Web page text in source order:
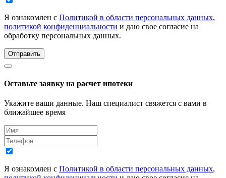
Я ознакомлен с Политикой в области персональных данных,
политикой конфиденциальности и даю свое согласие на
обработку персональных данных.
Отправить
Оставьте заявку на расчет ипотеки
Укажите ваши данные. Наш специалист свяжется с вами в
ближайшее время
Я ознакомлен с Политикой в области персональных данных,